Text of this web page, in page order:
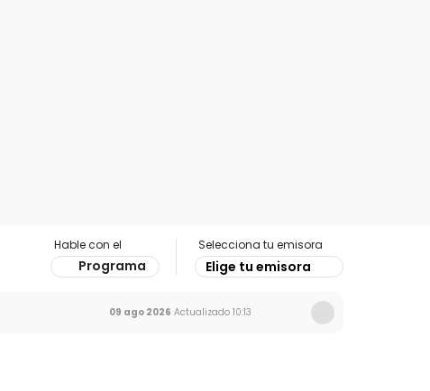
Hable con el
Programa
Selecciona tu emisora
Elige tu emisora
09 ago 2026 Actualizado 10:13